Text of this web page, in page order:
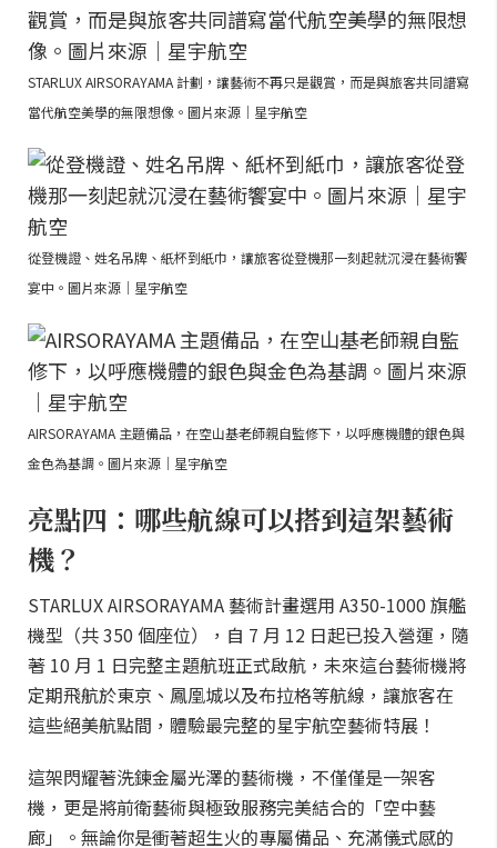
STARLUX AIRSORAYAMA 計劃，讓藝術不再只是觀賞，而是與旅客共同譜寫
當代航空美學的無限想像。圖片來源｜星宇航空
從登機證、姓名吊牌、紙杯到紙巾，讓旅客從登機那一刻起就沉浸在藝術饗
宴中。圖片來源｜星宇航空
AIRSORAYAMA 主題備品，在空山基老師親自監修下，以呼應機體的銀色與
金色為基調。圖片來源｜星宇航空
亮點四：哪些航線可以搭到這架藝術
機？
STARLUX AIRSORAYAMA 藝術計畫選用 A350-1000 旗艦
機型（共 350 個座位），自 7 月 12 日起已投入營運，隨
著 10 月 1 日完整主題航班正式啟航，未來這台藝術機將
定期飛航於東京、鳳凰城以及布拉格等航線，讓旅客在
這些絕美航點間，體驗最完整的星宇航空藝術特展！
這架閃耀著洗鍊金屬光澤的藝術機，不僅僅是一架客
機，更是將前衛藝術與極致服務完美結合的「空中藝
廊」。無論你是衝著超生火的專屬備品、充滿儀式感的